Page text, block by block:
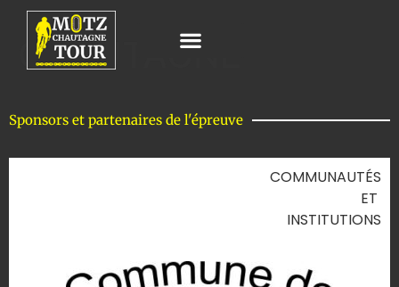
CHAUTAGNE
Sponsors et partenaires de l'épreuve
COMMUNAUTÉS
ET
INSTITUTIONS